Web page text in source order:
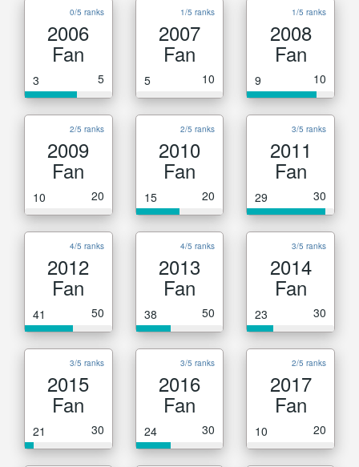
0/5 ranks
2006
Fan
3 5
1/5 ranks
2007
Fan
5 10
1/5 ranks
2008
Fan
9 10
2/5 ranks
2009
Fan
10 20
2/5 ranks
2010
Fan
15 20
3/5 ranks
2011
Fan
29 30
4/5 ranks
2012
Fan
41 50
4/5 ranks
2013
Fan
38 50
3/5 ranks
2014
Fan
23 30
3/5 ranks
2015
Fan
21 30
3/5 ranks
2016
Fan
24 30
2/5 ranks
2017
Fan
10 20